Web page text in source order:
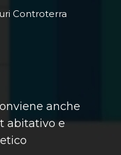
Controterra
anche
abitativo e